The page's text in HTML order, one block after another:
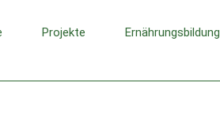
Projekte Ernährungsbildung